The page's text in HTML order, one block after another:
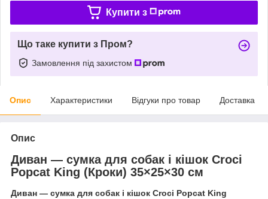
Купити з
Що таке купити з Пром?
Замовлення під захистом
Опис Характеристики Відгуки про товар Доставка
Опис
Диван — сумка для собак і кішок Croci
Popcat King (Кроки) 35×25×30 см
Диван — сумка для собак і кішок Croci Popcat King